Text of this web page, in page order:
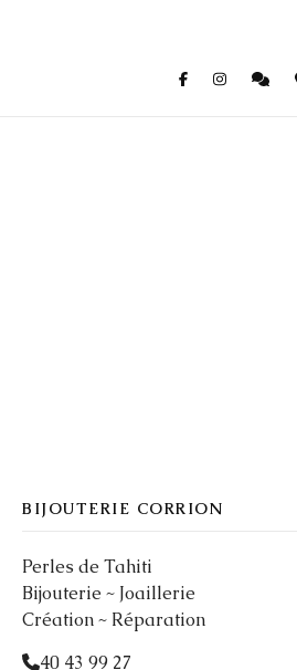
BIJOUTERIE CORRION
Perles de Tahiti
Bijouterie ~ Joaillerie
Création ~ Réparation
40 43 99 27